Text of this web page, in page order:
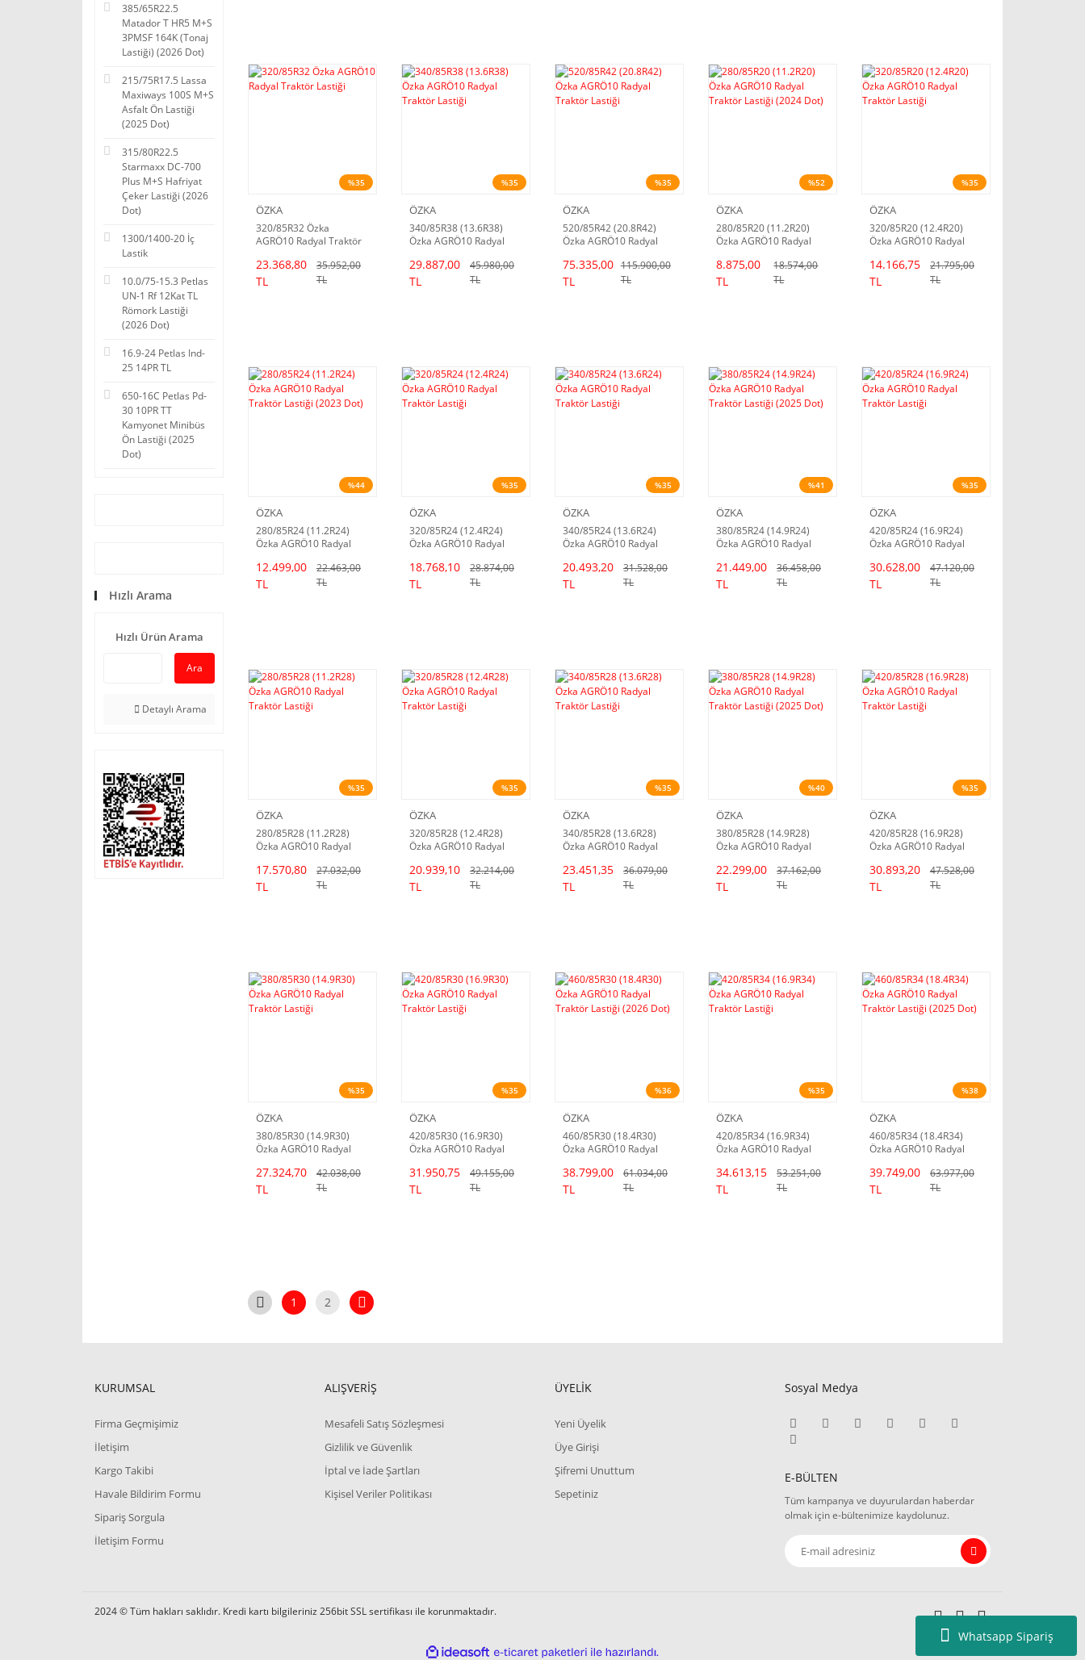
Whatsapp Sipariş
385/65R22.5
Matador T HR5 M+S
3PMSF 164K (Tonaj
Lastiği) (2026 Dot)
215/75R17.5 Lassa
Maxiways 100S M+S
Asfalt Ön Lastiği
(2025 Dot)
315/80R22.5
Starmaxx DC-700
Plus M+S Hafriyat
Çeker Lastiği (2026
Dot)
1300/1400-20 İç
Lastik
10.0/75-15.3 Petlas
UN-1 Rf 12Kat TL
Römork Lastiği
(2026 Dot)
16.9-24 Petlas Ind-
25 14PR TL
650-16C Petlas Pd-
30 10PR TT
Kamyonet Minibüs
Ön Lastiği (2025
Dot)
Hızlı Arama
Hızlı Ürün Arama
Ara
Detaylı Arama
%35
ÖZKA
320/85R32 Özka
AGRÖ10 Radyal Traktör
23.368,80
TL
35.952,00
TL
%35
ÖZKA
340/85R38 (13.6R38)
Özka AGRÖ10 Radyal
29.887,00
TL
45.980,00
TL
%35
ÖZKA
520/85R42 (20.8R42)
Özka AGRÖ10 Radyal
75.335,00
TL
115.900,00
TL
%52
ÖZKA
280/85R20 (11.2R20)
Özka AGRÖ10 Radyal
Dot)
8.875,00
TL
18.574,00
TL
%35
ÖZKA
320/85R20 (12.4R20)
Özka AGRÖ10 Radyal
14.166,75
TL
21.795,00
TL
%44
ÖZKA
280/85R24 (11.2R24)
Özka AGRÖ10 Radyal
Dot)
12.499,00
TL
22.463,00
TL
%35
ÖZKA
320/85R24 (12.4R24)
Özka AGRÖ10 Radyal
18.768,10
TL
28.874,00
TL
%35
ÖZKA
340/85R24 (13.6R24)
Özka AGRÖ10 Radyal
20.493,20
TL
31.528,00
TL
%41
ÖZKA
380/85R24 (14.9R24)
Özka AGRÖ10 Radyal
Dot)
21.449,00
TL
36.458,00
TL
%35
ÖZKA
420/85R24 (16.9R24)
Özka AGRÖ10 Radyal
30.628,00
TL
47.120,00
TL
%35
ÖZKA
280/85R28 (11.2R28)
Özka AGRÖ10 Radyal
17.570,80
TL
27.032,00
TL
%35
ÖZKA
320/85R28 (12.4R28)
Özka AGRÖ10 Radyal
20.939,10
TL
32.214,00
TL
%35
ÖZKA
340/85R28 (13.6R28)
Özka AGRÖ10 Radyal
23.451,35
TL
36.079,00
TL
%40
ÖZKA
380/85R28 (14.9R28)
Özka AGRÖ10 Radyal
Dot)
22.299,00
TL
37.162,00
TL
%35
ÖZKA
420/85R28 (16.9R28)
Özka AGRÖ10 Radyal
30.893,20
TL
47.528,00
TL
%35
ÖZKA
380/85R30 (14.9R30)
Özka AGRÖ10 Radyal
27.324,70
TL
42.038,00
TL
%35
ÖZKA
420/85R30 (16.9R30)
Özka AGRÖ10 Radyal
31.950,75
TL
49.155,00
TL
%36
ÖZKA
460/85R30 (18.4R30)
Özka AGRÖ10 Radyal
Dot)
38.799,00
TL
61.034,00
TL
%35
ÖZKA
420/85R34 (16.9R34)
Özka AGRÖ10 Radyal
34.613,15
TL
53.251,00
TL
%38
ÖZKA
460/85R34 (18.4R34)
Özka AGRÖ10 Radyal
Dot)
39.749,00
TL
63.977,00
TL
1 2
KURUMSAL
Firma Geçmişimiz
İletişim
Kargo Takibi
Havale Bildirim Formu
Sipariş Sorgula
İletişim Formu
ALIŞVERİŞ
Mesafeli Satış Sözleşmesi
Gizlilik ve Güvenlik
İptal ve İade Şartları
Kişisel Veriler Politikası
ÜYELİK
Yeni Üyelik
Üye Girişi
Şifremi Unuttum
Sepetiniz
Sosyal Medya
E-BÜLTEN
Tüm kampanya ve duyurulardan haberdar
olmak için e-bültenimize kaydolunuz.
2024 © Tüm hakları saklıdır. Kredi kartı bilgileriniz 256bit SSL sertifikası ile korunmaktadır.
ideasoft e-